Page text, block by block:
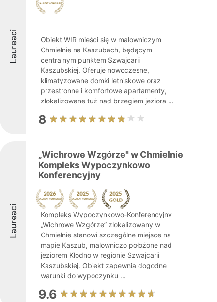
Laureaci
Obiekt WIR mieści się w malowniczym
Chmielnie na Kaszubach, będącym
centralnym punktem Szwajcarii
Kaszubskiej. Oferuje nowoczesne,
klimatyzowane domki letniskowe oraz
przestronne i komfortowe apartamenty,
zlokalizowane tuż nad brzegiem jeziora ...
8
Laureaci
„Wichrowe Wzgórze" w Chmielnie
Kompleks Wypoczynkowo
Konferencyjny
Kompleks Wypoczynkowo-Konferencyjny
„Wichrowe Wzgórze” zlokalizowany w
Chmielnie stanowi szczególne miejsce na
mapie Kaszub, malowniczo położone nad
jeziorem Kłodno w regionie Szwajcarii
Kaszubskiej. Obiekt zapewnia dogodne
warunki do wypoczynku ...
9.6